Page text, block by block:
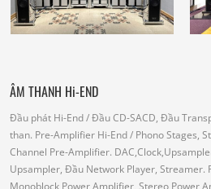
ÂM THANH Hi-END
Đầu phát Hi-End/ Đầu CD-SACD, Đầu
than. Pre-Amplifier Hi-End/ Phono Stages,
Channel Pre-Amplifier.
Upsampler, Đầu Network Player, Streamer.